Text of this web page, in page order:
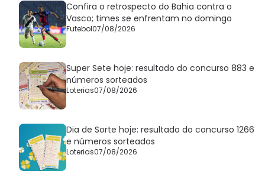
Confira o retrospecto do Bahia contra o
Vasco; times se enfrentam no domingo
Futebol07/08/2026
Super Sete hoje: resultado do concurso 883 e
números sorteados
Loterias07/08/2026
Dia de Sorte hoje: resultado do concurso 1266
e números sorteados
Loterias07/08/2026